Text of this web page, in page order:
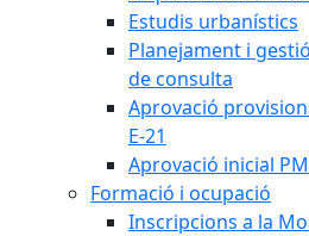
Estudis urbanístics
Planejament i
de consulta
Aprovació
E-21
Aprovació inicial
Formació i ocupació
Inscripcions a la